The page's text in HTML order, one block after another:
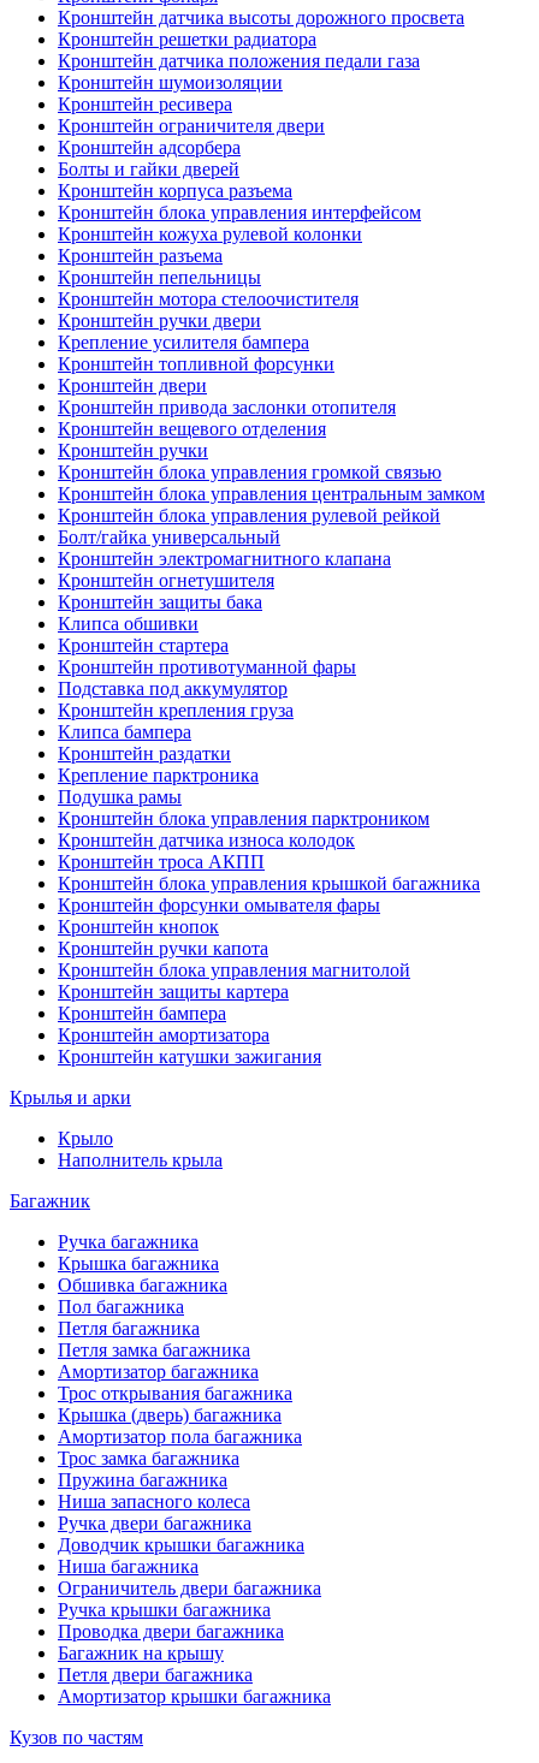
Кронштейн датчика высоты дорожного просвета
Кронштейн решетки радиатора
Кронштейн датчика положения педали газа
Кронштейн шумоизоляции
Кронштейн ресивера
Кронштейн ограничителя двери
Кронштейн адсорбера
Болты и гайки дверей
Кронштейн корпуса разъема
Кронштейн блока управления интерфейсом
Кронштейн кожуха рулевой колонки
Кронштейн разъема
Кронштейн пепельницы
Кронштейн мотора стелоочистителя
Кронштейн ручки двери
Крепление усилителя бампера
Кронштейн топливной форсунки
Кронштейн двери
Кронштейн привода заслонки отопителя
Кронштейн вещевого отделения
Кронштейн ручки
Кронштейн блока управления громкой связью
Кронштейн блока управления центральным замком
Кронштейн блока управления рулевой рейкой
Болт/гайка универсальный
Кронштейн электромагнитного клапана
Кронштейн огнетушителя
Кронштейн защиты бака
Клипса обшивки
Кронштейн стартера
Кронштейн противотуманной фары
Подставка под аккумулятор
Кронштейн крепления груза
Клипса бампера
Кронштейн раздатки
Крепление парктроника
Подушка рамы
Кронштейн блока управления парктроником
Кронштейн датчика износа колодок
Кронштейн троса АКПП
Кронштейн блока управления крышкой багажника
Кронштейн форсунки омывателя фары
Кронштейн кнопок
Кронштейн ручки капота
Кронштейн блока управления магнитолой
Кронштейн защиты картера
Кронштейн бампера
Кронштейн амортизатора
Кронштейн катушки зажигания
Крылья и арки
Крыло
Наполнитель крыла
Багажник
Ручка багажника
Крышка багажника
Обшивка багажника
Пол багажника
Петля багажника
Петля замка багажника
Амортизатор багажника
Трос открывания багажника
Крышка (дверь) багажника
Амортизатор пола багажника
Трос замка багажника
Пружина багажника
Ниша запасного колеса
Ручка двери багажника
Доводчик крышки багажника
Ниша багажника
Ограничитель двери багажника
Ручка крышки багажника
Проводка двери багажника
Багажник на крышу
Петля двери багажника
Амортизатор крышки багажника
Кузов по частям